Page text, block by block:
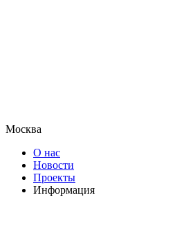
Москва
О нас
Новости
Проекты
Информация